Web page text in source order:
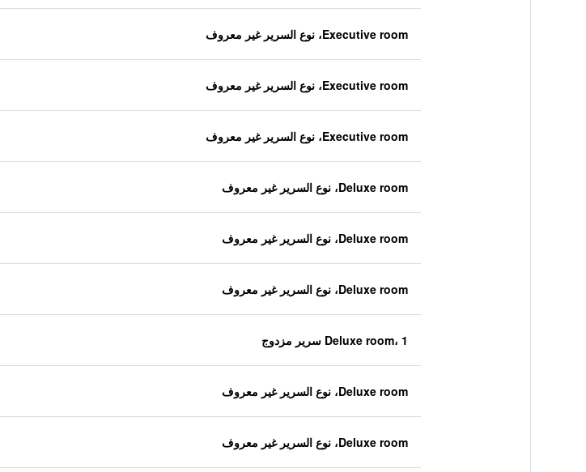
Executive room، نوع السرير غير معروف
Executive room، نوع السرير غير معروف
Executive room، نوع السرير غير معروف
Deluxe room، نوع السرير غير معروف
Deluxe room، نوع السرير غير معروف
Deluxe room، نوع السرير غير معروف
Deluxe room، 1 سرير مزدوج
Deluxe room، نوع السرير غير معروف
Deluxe room، نوع السرير غير معروف